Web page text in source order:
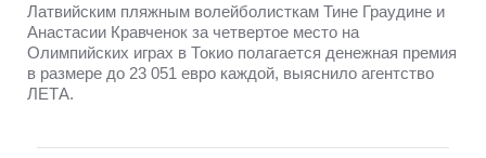
Латвийским пляжным волейболисткам Тине Граудине и
Анастасии Кравченок за четвертое место на
Олимпийских играх в Токио полагается денежная премия
в размере до 23 051 евро каждой, выяснило агентство
ЛЕТА.